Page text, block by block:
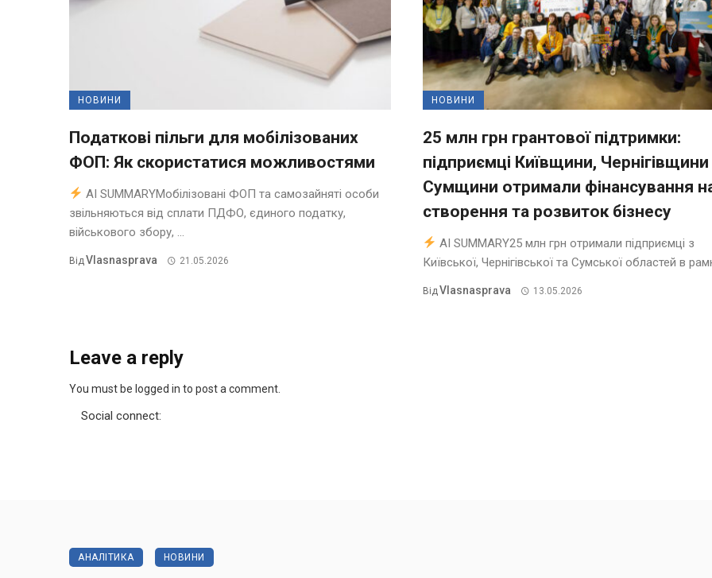
НОВИНИ
Податкові пільги для мобілізованих
ФОП: Як скористатися можливостями
AI SUMMARYМобілізовані ФОП та самозайняті особи
звільняються від сплати ПДФО, єдиного податку,
військового збору, ...
Від Vlasnasprava 21.05.2026
НОВИНИ
25 млн грн грантової підтримки:
підприємці Київщини, Чернігівщини
Сумщини отримали фінансування
створення та розвиток бізнесу
AI SUMMARY25 млн грн отримали підприємці з
Київської, Чернігівської та Сумської областей в
Від Vlasnasprava 13.05.2026
Leave a reply
You must be logged in to post a comment.
Social connect:
АНАЛІТИКА НОВИНИ